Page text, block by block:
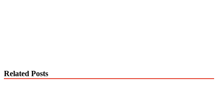
Related Posts